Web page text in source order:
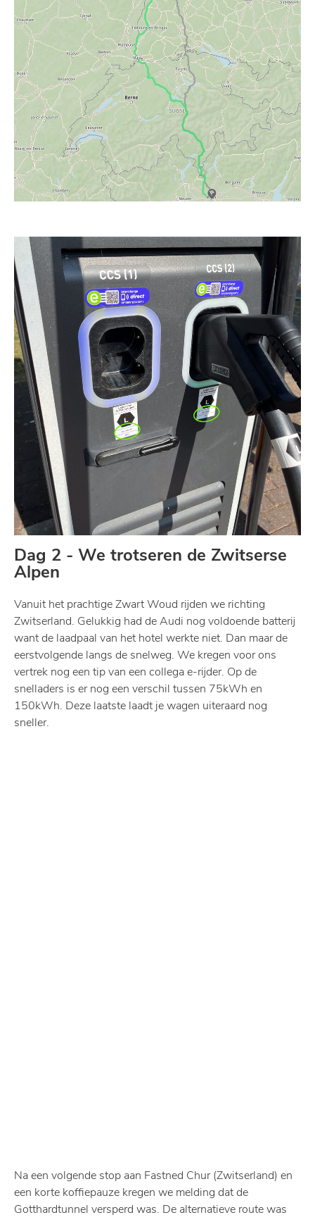
Dag 2 - We trotseren de Zwitserse
Alpen
Vanuit het prachtige Zwart Woud rijden we richting
Zwitserland. Gelukkig had de Audi nog voldoende batterij
want de laadpaal van het hotel werkte niet. Dan maar de
eerstvolgende langs de snelweg. We kregen voor ons
vertrek nog een tip van een collega e-rijder. Op de
snelladers is er nog een verschil tussen 75kWh en
150kWh. Deze laatste laadt je wagen uiteraard nog
sneller.
Na een volgende stop aan Fastned Chur (Zwitserland) en
een korte koffiepauze kregen we melding dat de
Gotthardtunnel versperd was. De alternatieve route was